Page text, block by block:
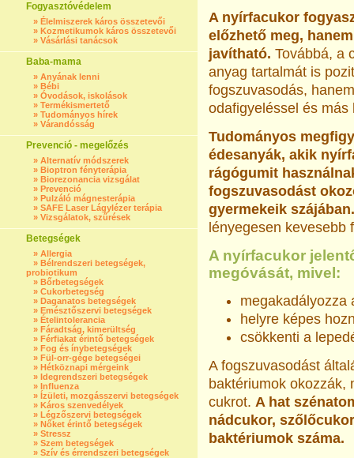
Fogyasztóvédelem
» Élelmiszerek káros összetevői
» Kozmetikumok káros összetevői
» Vásárlási tanácsok
Baba-mama
» Anyának lenni
» Bébi
» Óvodások, iskolások
» Termékismertető
» Tudományos hírek
» Várandósság
Prevenció - megelőzés
» Alternatív módszerek
» Bioptron fényterápia
» Biorezonancia vizsgálat
» Prevenció
» Pulzáló mágnesterápia
» SAFE Laser Lágylézer terápia
» Vizsgálatok, szűrések
Betegségek
» Allergia
» Bélrendszeri betegségek,
probiotikum
» Bőrbetegségek
» Cukorbetegség
» Daganatos betegségek
» Emésztőszervi betegségek
» Ételintolerancia
» Fáradtság, kimerültség
» Férfiakat érintő betegségek
» Fog és ínybetegségek
» Fül-orr-gége betegségei
» Hétköznapi mérgeink
» Idegrendszeri betegségek
» Influenza
» Ízületi, mozgásszervi betegségek
» Káros szenvedélyek
» Légzőszervi betegségek
» Nőket érintő betegségek
» Stressz
» Szem betegségek
» Szív és érrendszeri betegségek
A nyírfacukor
előzhető meg,
javítható. Továbbá, a
anyag tartalmát is
fogszuvasodás,
odafigyeléssel és
Tudományos
édesanyák, akik
rágógumit
fogszuvasodást
gyermekeik szájában.
lényegesen kevesebb
A nyírfacukor
megóvását, mivel:
megakadályozza
helyre képes
csökkenti a
A fogszuvasodást
baktériumok okozzák,
cukrot. A hat
nádcukor,
baktériumok száma.